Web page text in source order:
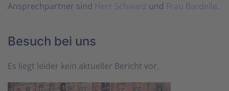
Ansprechpartner sind Herr Schwarz und Frau Bardelle.
Besuch bei uns
Es liegt leider kein aktueller Bericht vor.